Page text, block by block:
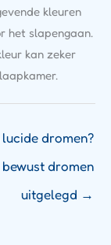
kleuren
het slapengaan.
kan zeker
dromen?
dromen
uitgelegd →